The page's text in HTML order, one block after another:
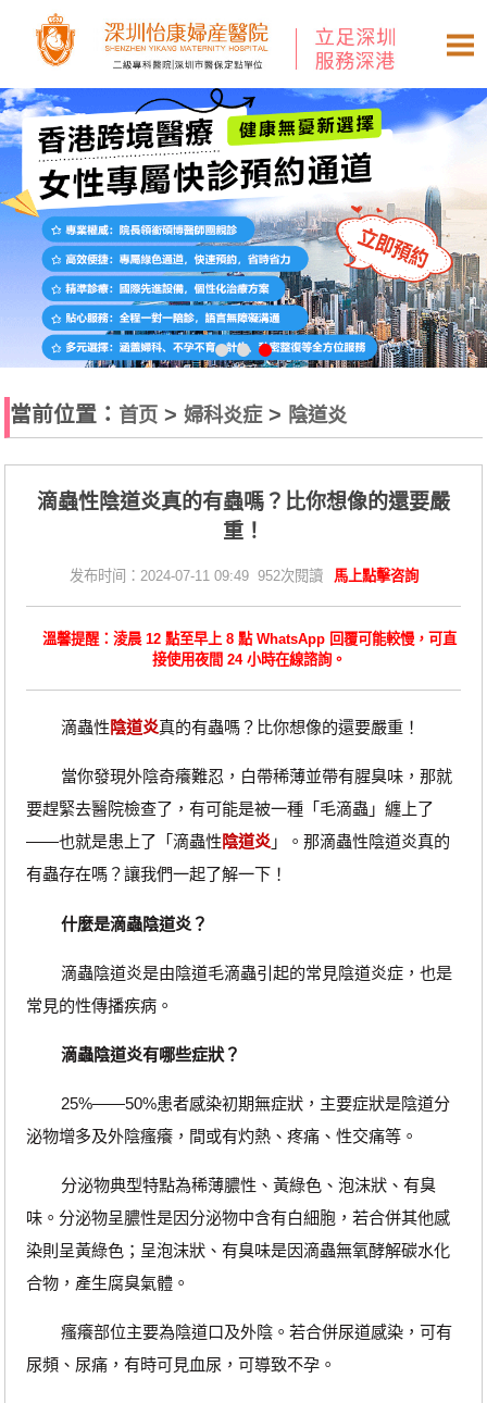
當前位置： 首页 >婦科炎症> 陰道炎
滴蟲性陰道炎真的有蟲嗎？比你想像的還要嚴
重！
发布时间：2024-07-11 09:49 952次閱讀 馬上點擊咨詢
溫馨提醒：淩晨 12 點至早上 8 點 WhatsApp 回覆可能較慢，可直
接使用夜間 24 小時在線諮詢。
滴蟲性陰道炎真的有蟲嗎？比你想像的還要嚴重！
當你發現外陰奇癢難忍，白帶稀薄並帶有腥臭味，那就
要趕緊去醫院檢查了，有可能是被一種「毛滴蟲」纏上了
——也就是患上了「滴蟲性陰道炎」。那滴蟲性陰道炎真的
有蟲存在嗎？讓我們一起了解一下！
什麼是滴蟲陰道炎？
滴蟲陰道炎是由陰道毛滴蟲引起的常見陰道炎症，也是
常見的性傳播疾病。
滴蟲陰道炎有哪些症狀？
25%——50%患者感染初期無症狀，主要症狀是陰道分
泌物增多及外陰瘙癢，間或有灼熱、疼痛、性交痛等。
分泌物典型特點為稀薄膿性、黃綠色、泡沫狀、有臭
味。分泌物呈膿性是因分泌物中含有白細胞，若合併其他感
染則呈黃綠色；呈泡沫狀、有臭味是因滴蟲無氧酵解碳水化
合物，產生腐臭氣體。
瘙癢部位主要為陰道口及外陰。若合併尿道感染，可有
尿頻、尿痛，有時可見血尿，可導致不孕。